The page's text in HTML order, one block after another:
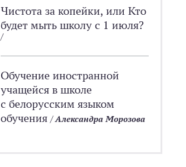
Чистота за копейки, или Кто
будет мыть школу с 1 июля?
/
Обучение иностранной
учащейся в школе
с белорусским языком
обучения /Александра Морозова